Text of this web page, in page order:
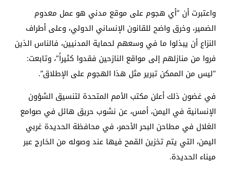
واعتبرت أن “أي هجوم على موقع مدني هو عمل معدوم
الضمير، وخرق واضح للقانون الإنساني الدولي، وعلى أطراف
النزاع أن يبذلوا ما في وسعهم لحماية المدنيين، فالناس الذين
فروا من منازلهم إلى مواقع النازحين فقدوا كثيراً”، وتابعت:
“ليس من الممكن تبرير مثل هذا الهجوم على الإطلاق”.
في غضون ذلك أعلن مكتب الأمم المتحدة لتنسيق الشؤون
الإنسانية في اليمن، أمس، عن نشوب حريق هائل في صوامع
الغلال في مطاحن البحر الأحمر، في محافظة الحديدة غربي
اليمن، التي يتم تخزين القمح فيها عند وصوله من الخارج عبر
ميناء الحديدة.